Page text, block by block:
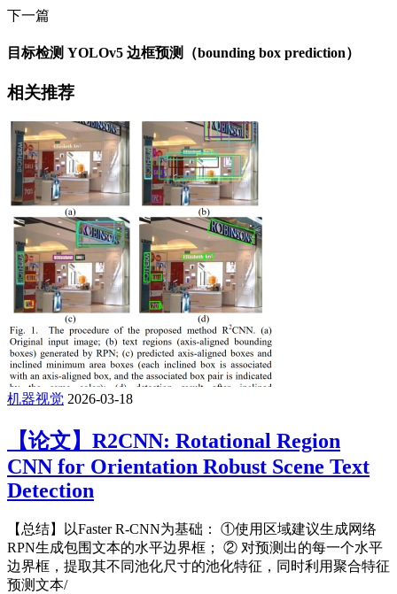
下一篇
目标检测 YOLOv5 边框预测（bounding box prediction）
相关推荐
机器视觉 2026-03-18
【论文】R2CNN: Rotational Region
CNN for Orientation Robust Scene Text
Detection
【总结】以Faster R-CNN为基础： ①使用区域建议生成网络
RPN生成包围文本的水平边界框； ② 对预测出的每一个水平
边界框，提取其不同池化尺寸的池化特征，同时利用聚合特征
预测文本/